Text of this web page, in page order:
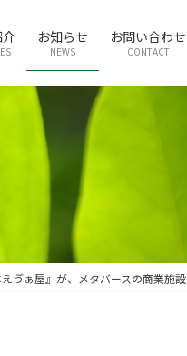
お知らせ
NEWS
お問い合わせ
CONTACT
ゔぁ屋』が、メタバースの商業施設